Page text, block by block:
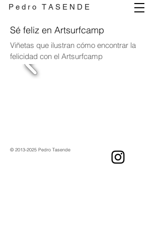
P e d r o T A S E N D E
Sé feliz en Artsurfcamp
Viñetas que ilustran cómo encontrar la
felicidad con el Artsurfcamp
© 2013-2025 Pedro Tasende